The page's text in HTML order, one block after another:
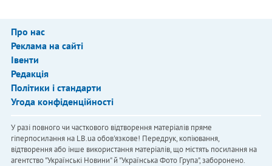
Про нас
Реклама на сайті
Івенти
Редакція
Політики і стандарти
Угода конфіденційності
У разі повного чи часткового відтворення матеріалів пряме
гіперпосилання на LB.ua обов'язкове! Передрук, копіювання,
відтворення або інше використання матеріалів, що містять посилання на
агентство "Українськi Новини" й "Українська Фото Група", заборонено.